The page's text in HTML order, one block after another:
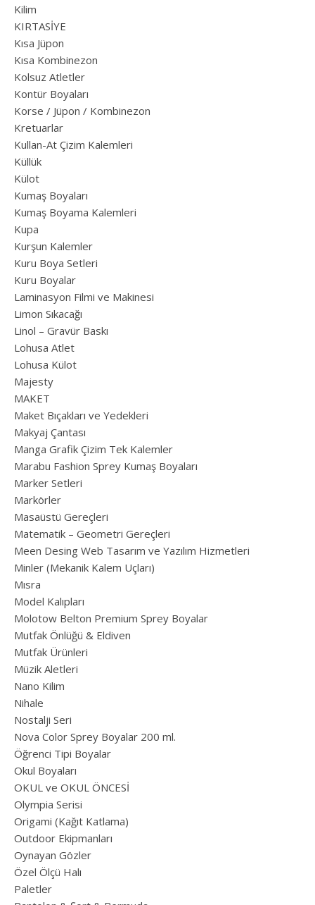
Kilim
KIRTASİYE
Kısa Jüpon
Kısa Kombinezon
Kolsuz Atletler
Kontür Boyaları
Korse / Jüpon / Kombinezon
Kretuarlar
Kullan-At Çizim Kalemleri
Küllük
Külot
Kumaş Boyaları
Kumaş Boyama Kalemleri
Kupa
Kurşun Kalemler
Kuru Boya Setleri
Kuru Boyalar
Laminasyon Filmi ve Makinesi
Limon Sıkacağı
Linol – Gravür Baskı
Lohusa Atlet
Lohusa Külot
Majesty
MAKET
Maket Bıçakları ve Yedekleri
Makyaj Çantası
Manga Grafik Çizim Tek Kalemler
Marabu Fashion Sprey Kumaş Boyaları
Marker Setleri
Markörler
Masaüstü Gereçleri
Matematik – Geometri Gereçleri
Meen Desing Web Tasarım ve Yazılım Hizmetleri
Minler (Mekanik Kalem Uçları)
Mısra
Model Kalıpları
Molotow Belton Premium Sprey Boyalar
Mutfak Önlüğü & Eldiven
Mutfak Ürünleri
Müzik Aletleri
Nano Kilim
Nihale
Nostalji Seri
Nova Color Sprey Boyalar 200 ml.
Öğrenci Tipi Boyalar
Okul Boyaları
OKUL ve OKUL ÖNCESİ
Olympia Serisi
Origami (Kağıt Katlama)
Outdoor Ekipmanları
Oynayan Gözler
Özel Ölçü Halı
Paletler